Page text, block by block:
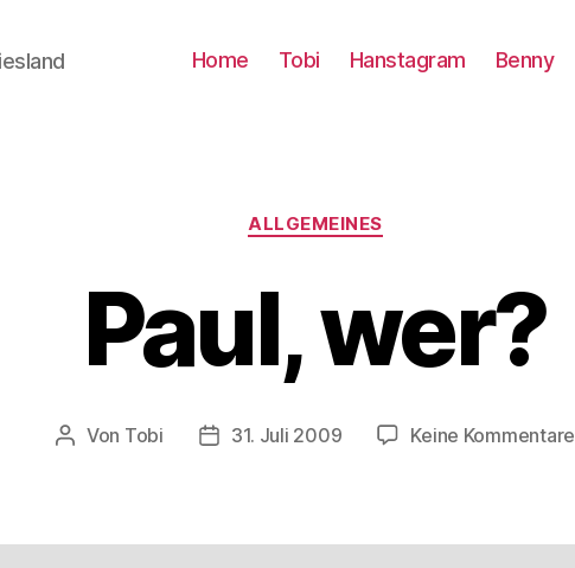
Home Tobi Hanstagram Benny
Kategorien
ALLGEMEINES
Paul, wer?
Beitragsautor
Von Tobi Beitragsdatum
31. Juli 2009 Keine Kommentare